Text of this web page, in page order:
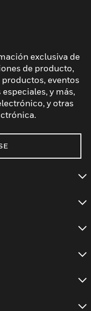
exclusiva de
de producto,
eventos
y más,
y otras